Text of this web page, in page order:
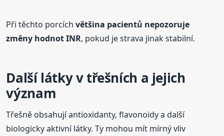
Při těchto porcíchvětšina pacientů nepozoruje
změny hodnot INR, pokud je strava jinak stabilní.
Další látky v třešních a jejich
význam
Třešně obsahují antioxidanty, flavonoidy a další
biologicky aktivní látky. Ty mohou mít mírný vliv